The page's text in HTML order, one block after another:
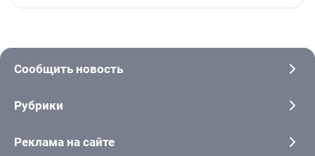
Сообщить новость
Рубрики
Реклама на сайте